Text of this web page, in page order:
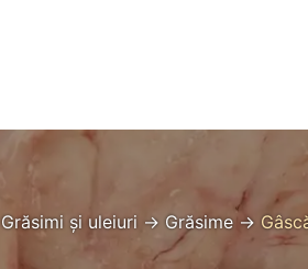
Grăsimi și uleiuri → Grăsime →